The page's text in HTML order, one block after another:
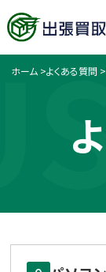
ホーム >よくある質問 >